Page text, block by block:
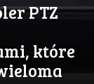
PTZ
które